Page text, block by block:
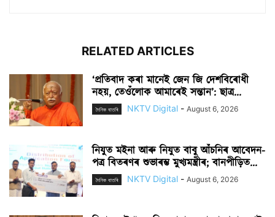
RELATED ARTICLES
‘প্ৰতিবাদ কৰা মানেই জেন জি দেশবিৰোধী
নহয়, তেওঁলোক আমাৰেই সন্তান’: ছাত্ৰ...
দৈনিক বাতৰি NKTV Digital - August 6, 2026
নিযুত মইনা আৰু নিযুত বাবু আঁচনিৰ আবেদন-
পত্ৰ বিতৰণৰ শুভাৰম্ভ মুখ্যমন্ত্ৰীৰ; বানপীড়িত...
দৈনিক বাতৰি NKTV Digital - August 6, 2026